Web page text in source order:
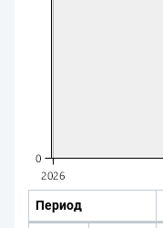
Период